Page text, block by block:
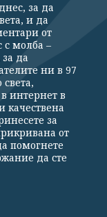
За Клуб Z
София, ул. "Алеко
„Клуб Зебра Медия“
от www.clubz.bg без
път, съгласно
за да
и да
от
с молба –
да
ни в 97
интернет в
качествена
за
от
помогнете
да сте